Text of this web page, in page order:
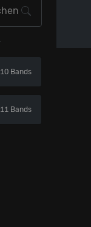
10 Bands
11 Bands